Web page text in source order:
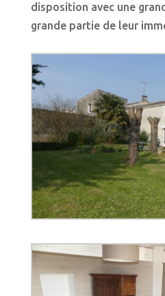
disposition avec une
grande partie de leur